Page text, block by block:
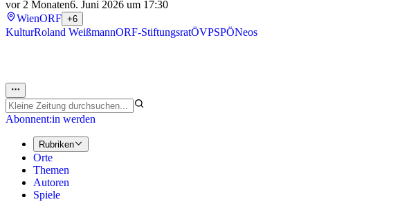
vor 2 Monaten6. Juni 2026 um 17:30
WienORF +6
KulturRoland WeißmannORF-StiftungsratÖVPSPÖNeos
Abonnent:in werden
Rubriken
Orte
Themen
Autoren
Spiele